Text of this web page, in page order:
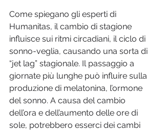
Come spiegano gli esperti di
Humanitas, il cambio di stagione
influisce sui ritmi circadiani, il ciclo di
sonno-veglia, causando una sorta di
“jet lag” stagionale. Il passaggio a
giornate più lunghe può influire sulla
produzione di melatonina, l’ormone
del sonno. A causa del cambio
dell’ora e dell’aumento delle ore di
sole, potrebbero esserci dei cambi